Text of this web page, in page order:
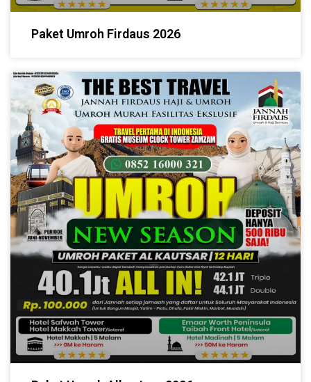
Paket Umroh Firdaus 2026